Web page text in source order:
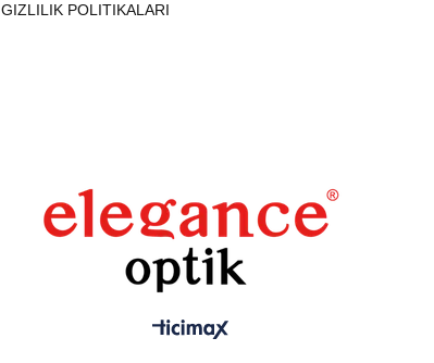
GIZLILIK POLITIKALARI